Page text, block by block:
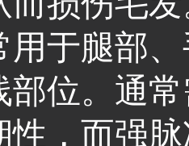
用于腿部
部位。通
性，而强